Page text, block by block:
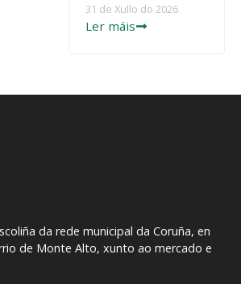
31 de Xullo do 2026
Ler máis
da rede municipal da Coruña, en
de Monte Alto, xunto ao mercado e